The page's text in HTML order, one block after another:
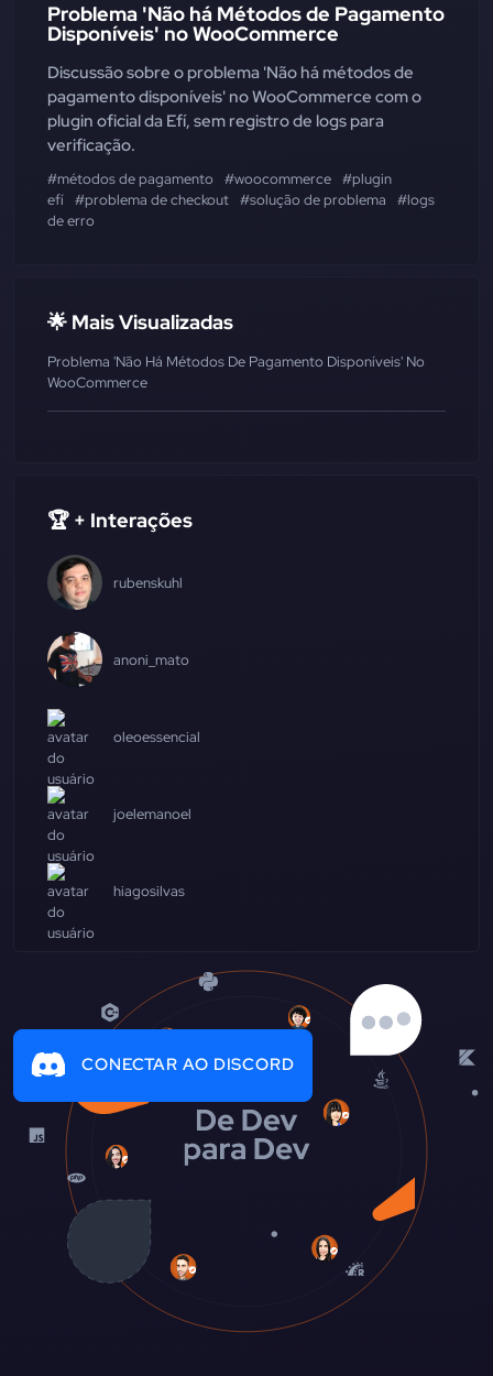
Problema 'Não há Métodos de Pagamento
Disponíveis' no WooCommerce
Discussão sobre o problema 'Não há métodos de
pagamento disponíveis' no WooCommerce com o
plugin oficial da Efí, sem registro de logs para
verificação.
#métodos de pagamento #woocommerce #plugin
efí #problema de checkout #solução de problema
#logs
de erro
🌟 Mais Visualizadas
Problema 'Não Há Métodos De Pagamento Disponíveis' No
WooCommerce
🏆 + Interações
rubenskuhl
anoni_mato
oleoessencial
joelemanoel
hiagosilvas
CONECTAR AO DISCORD